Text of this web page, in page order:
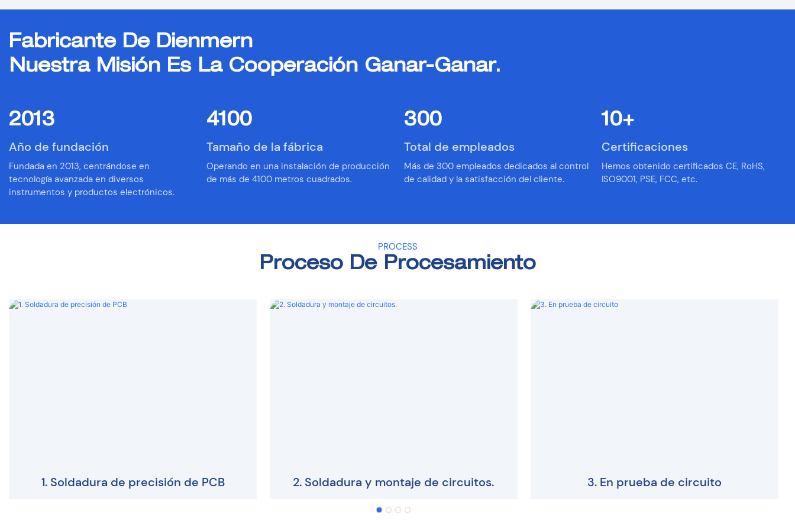
Fabricante De Dienmern
Nuestra Misión Es La Cooperación Ganar-Ganar.
2013
Año de fundación
︎Fundada en 2013, centrándose en
tecnología avanzada en diversos
instrumentos y productos electrónicos.
4100
Tamaño de la fábrica
Operando en una instalación de producción
de más de 4100 metros cuadrados.
300
Total de empleados
︎Más de 300 empleados dedicados al control
de calidad y la satisfacción del cliente.
10+
Certificaciones
Hemos obtenido certificados CE, RoHS,
ISO9001, PSE, FCC, etc.
PROCESS
Proceso De Procesamiento
1. Soldadura de precisión de PCB 2. Soldadura y montaje de circuitos. 3. En prueba de circuito